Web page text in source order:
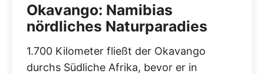
Okavango: Namibias
nördliches Naturparadies
1.700 Kilometer fließt der Okavango
durchs Südliche Afrika, bevor er in